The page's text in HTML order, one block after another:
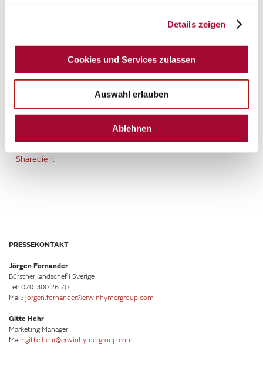
Details zeigen
Cookies und Services zulassen
Auswahl erlauben
Ablehnen
Campeo TD-serierna som planerat med dessa attraktiva
räknar med att skapa nya bästsäljare genom detta.”
Bürstner finns på CMT i Hall 1, Monter D12. Nyheterna kommer
tillgängliga hos återförsäljare.
Sharedien.
PRESSEKONTAKT
Jörgen Fornander
Bürstner landschef i Sverige
Tel: 070-300 26 70
Mail: jorgen.fornander@erwinhymergroup.com
Gitte Hehr
Marketing Manager
Mail: gitte.hehr@erwinhymergroup.com